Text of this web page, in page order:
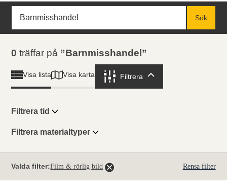
Sök
Sök
Sökresultat
0 träffar på Barnmisshandel
Visa lista Visa karta Filtrera
Visningsläge
Filtrera tid
Filtrera materialtyper
träffar
Valda filter:Film & rörlig bild Rensa filter